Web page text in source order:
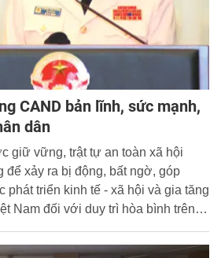
CAND bản lĩnh, sức mạnh,
dân
giữ vững, trật tự an toàn xã hội
để xảy ra bị động, bất ngờ, góp
phát triển kinh tế - xã hội và gia tăng
Nam đối với duy trì hòa bình trên
Ủy viên Bộ Chính trị, Bộ